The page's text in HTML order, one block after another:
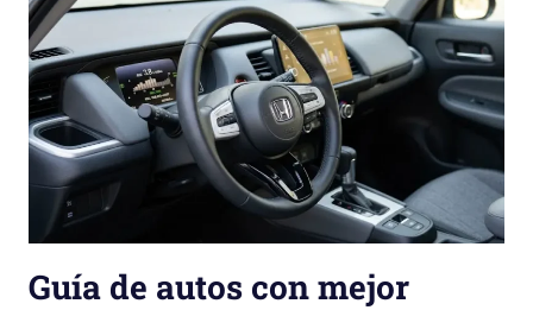
Guía de autos con mejor